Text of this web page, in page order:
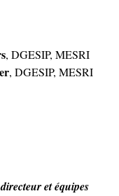
, DGESIP, MESRI
, DGESIP, MESRI
et équipes